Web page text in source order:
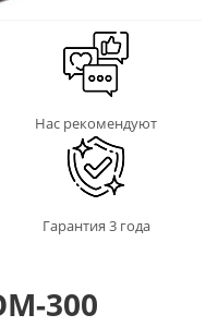
Нас рекомендуют
Гарантия 3 года
300